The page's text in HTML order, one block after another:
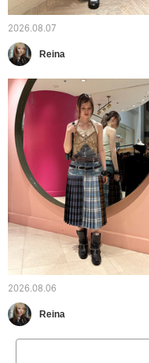
2026.08.07
Reina
2026.08.06
Reina